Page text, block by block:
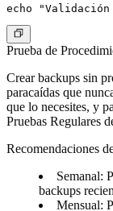
Prueba de
Crear backups sin
paracaídas que
que lo necesites, y
Pruebas Regulares
Recomendaciones
Semanal:
backups
Mensual: